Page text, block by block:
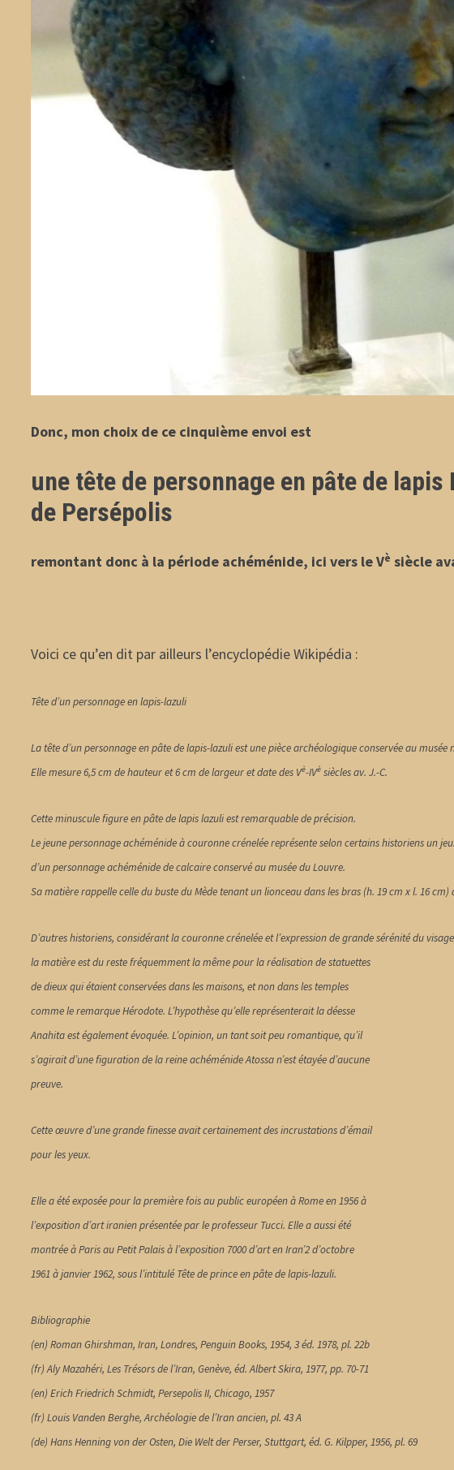
Donc, mon choix de ce cinquième envoi est
une tête de personnage en pâte de lapis
de Persépolis
remontant donc à la période achéménide, ici vers le Vè siècle
Voici ce qu’en dit par ailleurs l’encyclopédie Wikipédia :
Tête d’un personnage en lapis-lazuli
La tête d’un personnage en pâte de lapis-lazuli est une pièce archéologique conservée au
Elle mesure 6,5 cm de hauteur et 6 cm de largeur et date des Vè-IVè siècles av. J.-C.
Cette minuscule figure en pâte de lapis lazuli est remarquable de précision.
Le jeune personnage achéménide à couronne crénelée représente selon certains historiens un
d’un personnage achéménide de calcaire conservé au musée du Louvre.
Sa matière rappelle celle du buste du Mède tenant un lionceau dans les bras (h. 19 cm x l. 16 cm)
D’autres historiens, considérant la couronne crénelée et l’expression de grande sérénité du
la matière est du reste fréquemment la même pour la réalisation de statuettes
de dieux qui étaient conservées dans les maisons, et non dans les temples
comme le remarque Hérodote. L’hypothèse qu’elle représenterait la déesse
Anahita est également évoquée. L’opinion, un tant soit peu romantique, qu’il
s’agirait d’une figuration de la reine achéménide Atossa n’est étayée d’aucune
preuve.
Cette œuvre d’une grande finesse avait certainement des incrustations d’émail
pour les yeux.
Elle a été exposée pour la première fois au public européen à Rome en 1956 à
l’exposition d’art iranien présentée par le professeur Tucci. Elle a aussi été
montrée à Paris au Petit Palais à l’exposition 7000 d’art en Iran’2 d’octobre
1961 à janvier 1962, sous l’intitulé Tête de prince en pâte de lapis-lazuli.
Bibliographie
(en) Roman Ghirshman, Iran, Londres, Penguin Books, 1954, 3 éd. 1978, pl. 22b
(fr) Aly Mazahéri, Les Trésors de l’Iran, Genève, éd. Albert Skira, 1977, pp. 70-71
(en) Erich Friedrich Schmidt, Persepolis II, Chicago, 1957
(fr) Louis Vanden Berghe, Archéologie de l’Iran ancien, pl. 43 A
(de) Hans Henning von der Osten, Die Welt der Perser, Stuttgart, éd. G. Kilpper, 1956, pl. 69